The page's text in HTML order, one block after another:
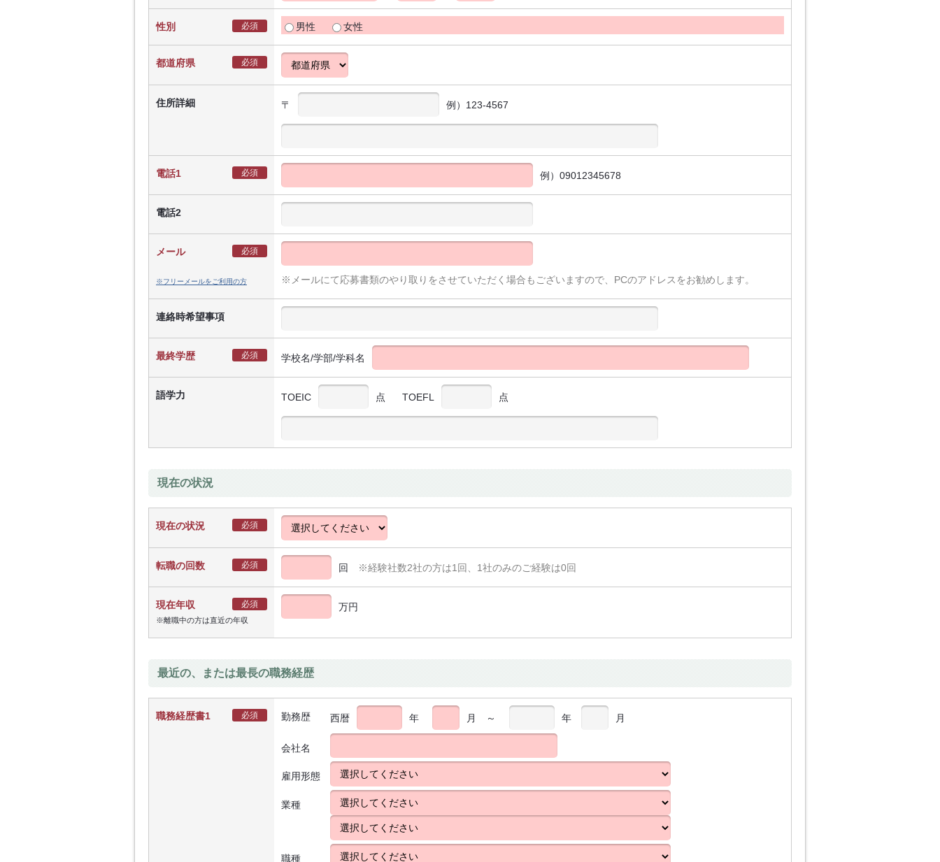
性別 必須 男性 女性
都道府県 必須
住所詳細 〒 例）123-4567
電話1 必須 例）09012345678
電話2
メール 必須
※フリーメールをご利用の方 ※メールにて応募書類のやり取りをさせていただく場合もございますので、PCのアドレスをお勧めします。
連絡時希望事項
最終学歴 必須 学校名/学部/学科名
語学力 TOEIC 点 TOEFL 点
現在の状況
現在の状況 必須
転職の回数 必須 回 ※経験社数2社の方は1回、1社のみのご経験は0回
現在年収 必須
※離職中の方は直近の年収
万円
最近の、または最長の職務経歴
職務経歴書1 必須 勤務歴 西暦 年 月 ～ 年 月
会社名
雇用形態
業種
職種